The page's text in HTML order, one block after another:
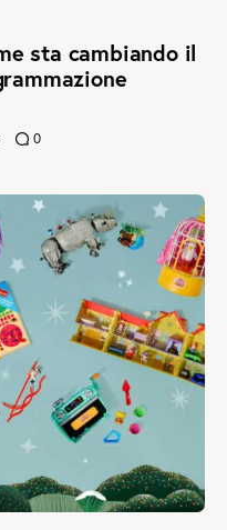
sta cambiando il
0